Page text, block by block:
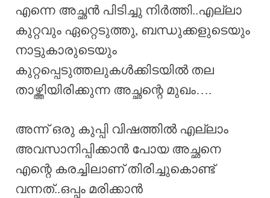
എന്നെ അച്ഛൻ പിടിച്ചു നിർത്തി..എല്ലാ
കുറ്റവും ഏറ്റെടുത്തു, ബന്ധുക്കളുടെയും
നാട്ടുകാരുടെയും
കുറ്റപ്പെടുത്തലുകൾക്കിടയിൽ തല
താഴ്ത്തിയിരിക്കുന്ന അച്ഛന്റെ മുഖം….
അന്ന് ഒരു കുപ്പി വിഷത്തിൽ എല്ലാം
അവസാനിപ്പിക്കാൻ പോയ അച്ഛനെ
എന്റെ കരച്ചിലാണ് തിരിച്ചുകൊണ്ട്‌
വന്നത്..ഒപ്പം മരിക്കാൻ